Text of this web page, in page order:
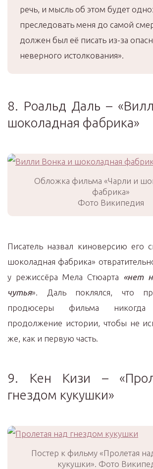
речь, и мысль об этом будет
преследовать меня до самой
должен был её писать из-за
неверного истолкования».
8. Роальд Даль –
шоколадная фабрика»
Обложка фильма «Чарли и
фабрика»
Фото Википедия
Писатель назвал киноверсию его
шоколадная фабрика»
у режиссёра Мела Стюарта «нет
чутья». Даль поклялся, что
продюсеры фильма
продолжение истории, чтобы не
же, как и первую часть.
9. Кен Кизи –
гнездом кукушки»
Постер к фильму «Пролетая
кукушки». Фото